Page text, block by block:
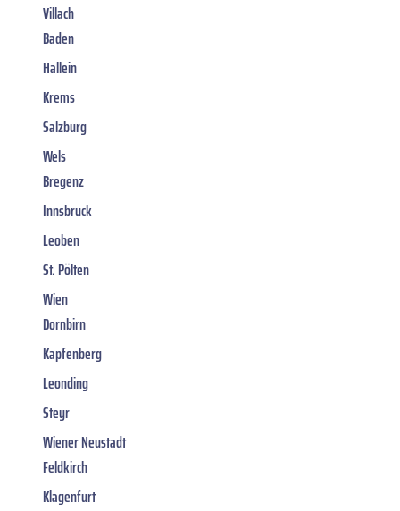
Villach
Baden
Hallein
Krems
Salzburg
Wels
Bregenz
Innsbruck
Leoben
St. Pölten
Wien
Dornbirn
Kapfenberg
Leonding
Steyr
Wiener Neustadt
Feldkirch
Klagenfurt